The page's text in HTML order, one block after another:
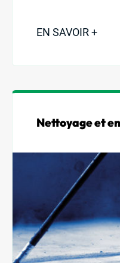
EN SAVOIR +
Nettoyage et